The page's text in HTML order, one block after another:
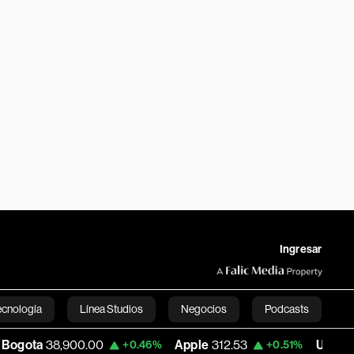
Ingresar
Línea Studios Negocios Podcasts
English
+0.46% Apple 312.53 +0.51% USD COP 3,161.92